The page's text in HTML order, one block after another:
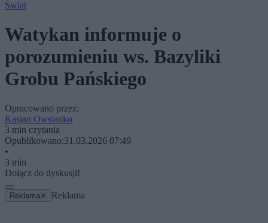
Świat
Watykan informuje o
porozumieniu ws. Bazyliki
Grobu Pańskiego
Opracowano przez:
Kasjan Owsianko
3 min czytania
Opublikowano:31.03.2026 07:49
•
3 min
Dołącz do dyskusji!
Reklama ✕ Reklama